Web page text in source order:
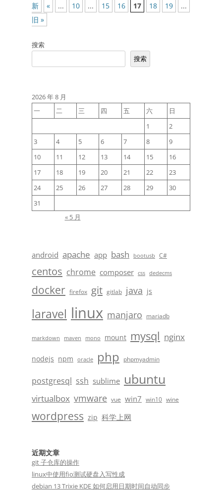
章
导
新
« ... 10 ... 15 16 17 18 19 ...
旧 »
搜索
搜索
2026 年 8 月
一
二 三 四 五 六
日
1
2
3
4 5 6 7 8
9
10
11 12 13 14 15
16
17
18 19 20 21 22
23
24
25 26 27 28 29
30
31
« 5 月
android apache app bash bootusb C#
centos chrome composer css dedecms
docker firefox git gitlab java js
laravel linux manjaro mariadb
markdown maven mono mount mysql nginx
nodejs npm oracle php phpmyadmin
postgresql ssh sublime ubuntu
virtualbox vmware vue win7 win10 wine
wordpress zip 科学上网
近期文章
git 子仓库的操作
linux中使用fio测试硬盘入写性成
debian 13 Trixie KDE 如何启用日期时间自动同步